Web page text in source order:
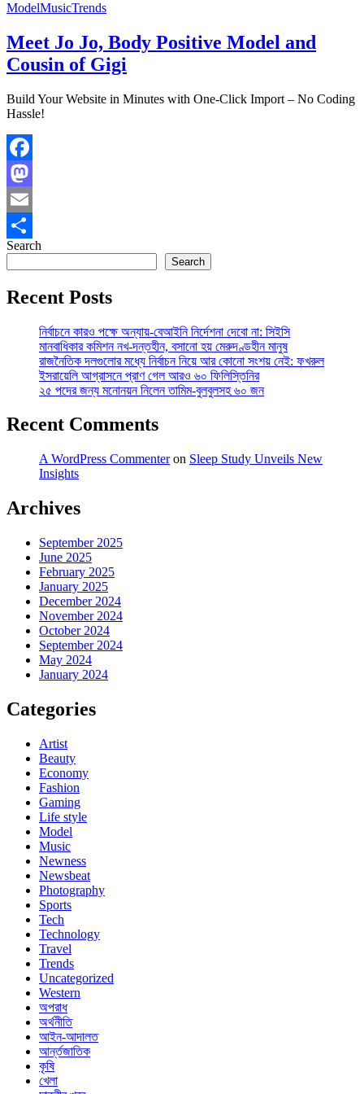
ModelMusicTrends
Meet Jo Jo, Body Positive Model and
Cousin of Gigi
Build Your Website in Minutes with One-Click Import – No Coding
Hassle!
Facebook
Mastodon
Email
Share
Search
Search
Recent Posts
নির্বাচনে কারও পক্ষে অন্যায়-বেআইনি নির্দেশনা দেবো না: সিইসি
মানবাধিকার কমিশন নখ-দন্তহীন, বসানো হয় মেরুদণ্ডহীন মানুষ
রাজনৈতিক দলগুলোর মধ্যে নির্বাচন নিয়ে আর কোনো সংশয় নেই: ফখরুল
ইসরায়েলি আগ্রাসনে প্রাণ গেল আরও ৬০ ফিলিস্তিনির
২৫ পদের জন্য মনোনয়ন নিলেন তামিম-বুলবুলসহ ৬০ জন
Recent Comments
A WordPress Commenteron Sleep Study Unveils New
Insights
Archives
September 2025
June 2025
February 2025
January 2025
December 2024
November 2024
October 2024
September 2024
May 2024
January 2024
Categories
Artist
Beauty
Economy
Fashion
Gaming
Life style
Model
Music
Newness
Newsbeat
Photography
Sports
Tech
Technology
Travel
Trends
Uncategorized
Western
অপরাধ
অর্থনীতি
আইন-আদালত
আর্ন্তজাতিক
কৃষি
খেলা